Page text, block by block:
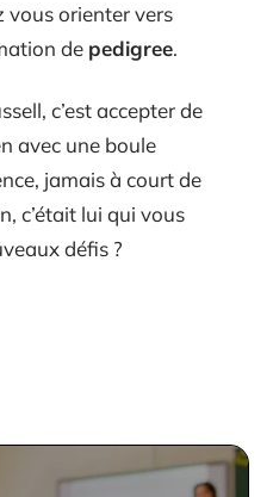
vous orienter vers
de pedigree.
c’est accepter de
avec une boule
jamais à court de
c’était lui qui vous
défis ?